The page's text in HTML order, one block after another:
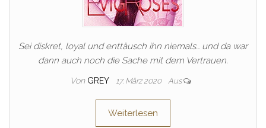
Sei diskret, loyal und enttäusch ihn niemals… und da war
dann auch noch die Sache mit dem Vertrauen.
Von GREY 17. März 2020 Aus
Weiterlesen